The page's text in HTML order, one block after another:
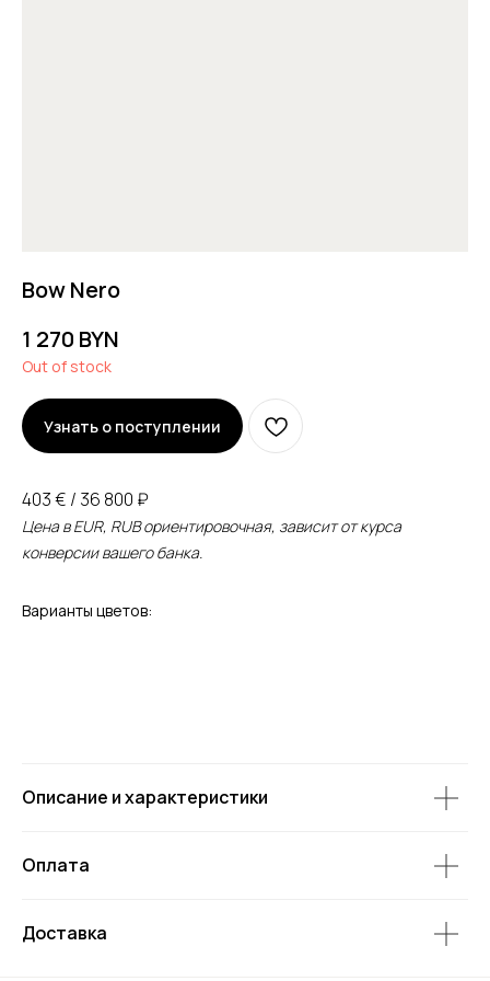
Bow Nero
1 270 BYN
Out of stock
Узнать о поступлении
403 € / 36 800 ₽
Цена в EUR, RUB ориентировочная, зависит от курса
конверсии вашего банка.
Варианты цветов:
Описание и характеристики
Оплата
Доставка